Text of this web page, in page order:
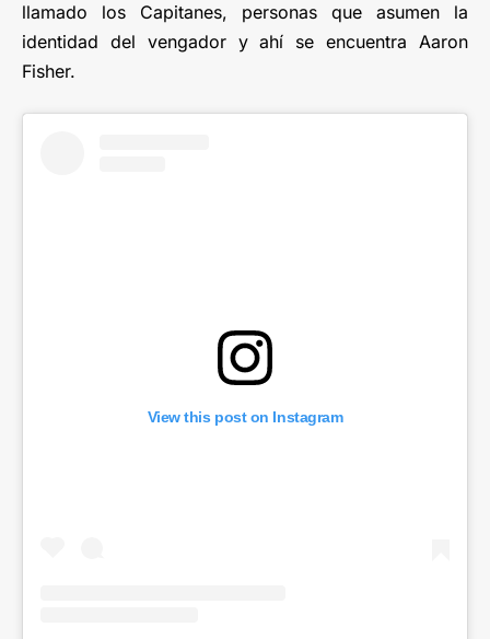
llamado los Capitanes, personas que asumen la
identidad del vengador y ahí se encuentra Aaron
Fisher.
View this post on Instagram